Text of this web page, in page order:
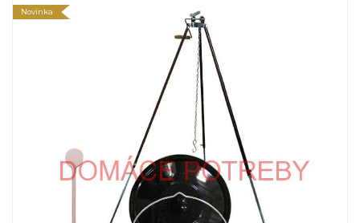
Novinka